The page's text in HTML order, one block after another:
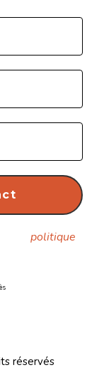
politique
réservés